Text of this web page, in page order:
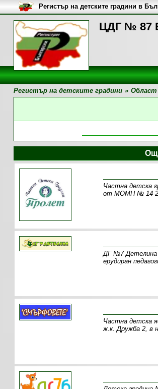
ЦДГ № 87
Регистър на детските градини в
Регистър на детските градини » Област
Частна детска
от МОМН № 14-
ДГ №7 Детелина
ерудиран
Частна детска
ж.к. Дружба 2, в